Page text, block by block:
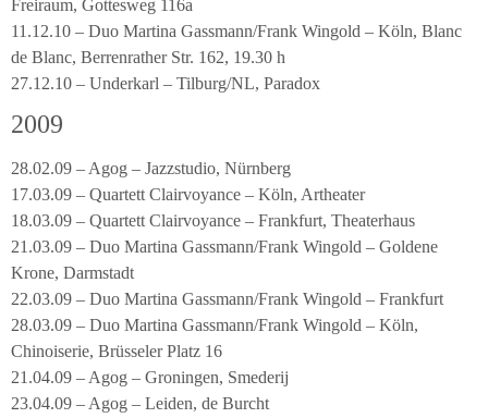
Freiraum, Gottesweg 116a
11.12.10 – Duo Martina Gassmann/Frank Wingold – Köln, Blanc
de Blanc, Berrenrather Str. 162, 19.30 h
27.12.10 – Underkarl – Tilburg/NL, Paradox
2009
28.02.09 – Agog – Jazzstudio, Nürnberg
17.03.09 – Quartett Clairvoyance – Köln, Artheater
18.03.09 – Quartett Clairvoyance – Frankfurt, Theaterhaus
21.03.09 – Duo Martina Gassmann/Frank Wingold – Goldene
Krone, Darmstadt
22.03.09 – Duo Martina Gassmann/Frank Wingold – Frankfurt
28.03.09 – Duo Martina Gassmann/Frank Wingold – Köln,
Chinoiserie, Brüsseler Platz 16
21.04.09 – Agog – Groningen, Smederij
23.04.09 – Agog – Leiden, de Burcht